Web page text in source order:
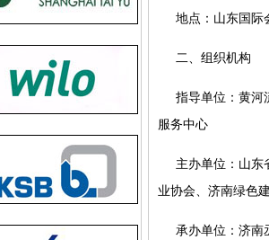
地点：山东国际
二、组织机构
指导单位：黄河
服务中心
主办单位：山东
业协会、济南绿色
承办单位：济南